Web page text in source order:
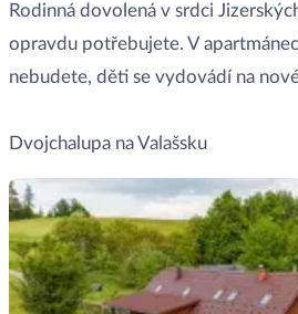
Rodinná dovolená v srdci
opravdu potřebujete. V
nebudete, děti se vydovádí na
Dvojchalupa na Valašsku